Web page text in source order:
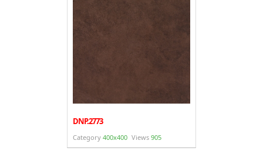
DNP.2773
Category 400x400 Views 905